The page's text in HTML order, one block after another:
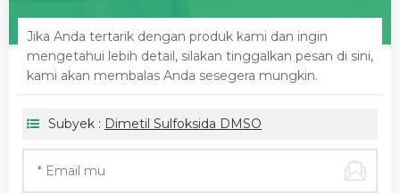
Jika Anda tertarik dengan produk kami dan ingin
mengetahui lebih detail, silakan tinggalkan pesan di sini,
kami akan membalas Anda sesegera mungkin.
Subyek : Dimetil Sulfoksida DMSO